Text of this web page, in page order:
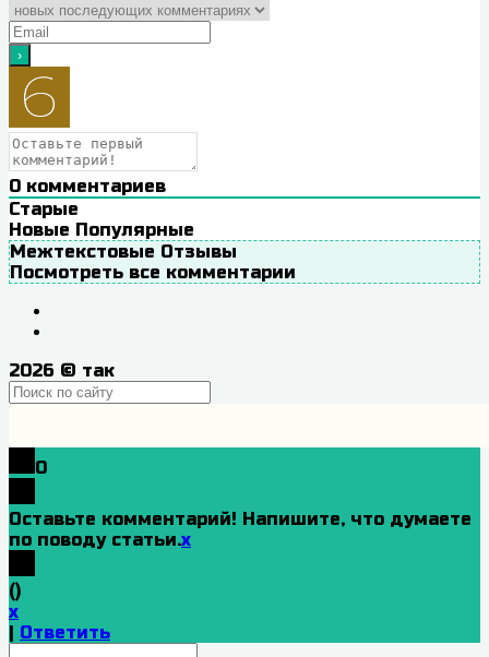
0 комментариев
Старые
Новые Популярные
Межтекстовые Отзывы
Посмотреть все комментарии
2026 © так
0
Оставьте комментарий! Напишите, что думаете
по поводу статьи.x
()
x
| Ответить